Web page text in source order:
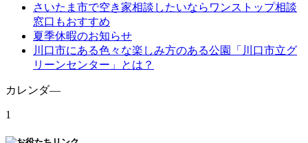
さいたま市で空き家相談したいならワンストップ相談
窓口もおすすめ
夏季休暇のお知らせ
川口市にある色々な楽しみ方のある公園「川口市立グ
リーンセンター」とは？
カレンダ―
1